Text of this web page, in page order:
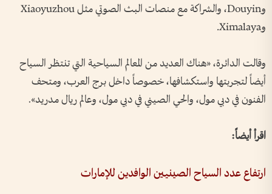
وDouyin، والشراكة مع منصات البث الصوتي مثل Xiaoyuzhou
وXimalaya.
وقالت الدائرة، «هناك العديد من المعالم السياحية التي تنتظر السياح
أيضاً لتجربتها واستكشافها، خصوصاً داخل برج العرب، ومتحف
الفنون في دبي مول، والحي الصيني في دبي مول، وعالم ريال مدريد».
اقرأ أيضاً:
ارتفاع عدد السياح الصينيين الوافدين للإمارات